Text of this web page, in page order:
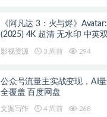
《阿凡达 3：火与烬》
(2025) 4K 超清 无水印 中英
影视资源 3 周前 294
公众号流量主实战变现，AI
全覆盖 百度网盘
文案写作 4 周前 268